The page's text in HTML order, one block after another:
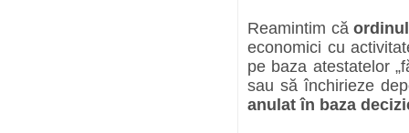
Reamintim că
economici cu
pe baza atestatelor
sau să închirieze
anulat în baza